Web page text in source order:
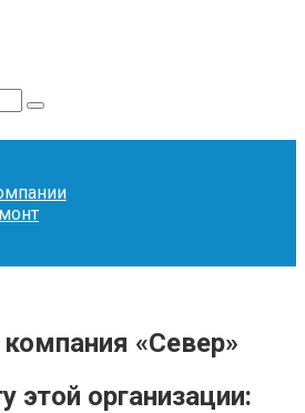
«Север»
этой организации: